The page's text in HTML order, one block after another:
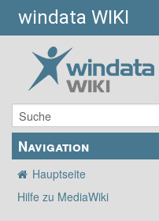
windata WIKI
Navigation
Hauptseite
Hilfe zu MediaWiki